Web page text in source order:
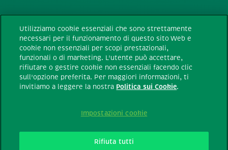
Gestione del profilo
Servizio consumatori
Utilizziamo cookie essenziali che sono strettamente
necessari per il funzionamento di questo sito Web e
cookie non essenziali per scopi prestazionali,
funzionali o di marketing. L'utente può accettare,
rifiutare o gestire cookie non essenziali facendo clic
sull'opzione preferita. Per maggiori informazioni, ti
invitiamo a leggere la nostra Politica sui Cookie.
Impostazioni cookie
Rifiuta tutti